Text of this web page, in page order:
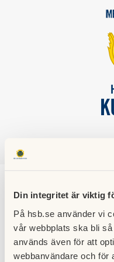
Din integritet är viktig
På hsb.se använder vi
vår webbplats ska bli
används även för att
webbanvändare och för
våra